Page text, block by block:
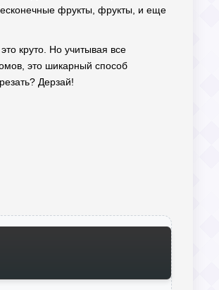
фрукты, фрукты, и еще
круто. Но учитывая все
это шикарный способ
Дерзай!